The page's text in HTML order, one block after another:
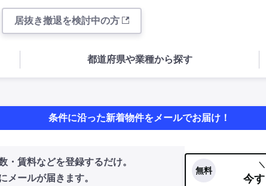
居抜き撤退を検討中の方
都道府県や業種から探す
条件に沿った新着物件をメールでお届け！
・賃料などを登録するだけ。
メールが届きます。
無料
今